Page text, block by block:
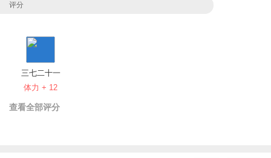
评分
三七二十一
体力 + 12
查看全部评分